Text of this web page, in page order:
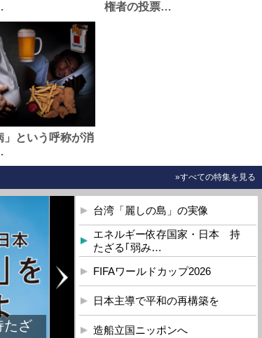
権者の投票…
」という呼称が消
»すべての特集を見る
ざ
台湾「麗しの島」の実像
エネルギー依存国家・日本 持
たざる｢弱み…
FIFAワールドカップ2026
日本主導で平和の再構築を
造船立国ニッポンへ